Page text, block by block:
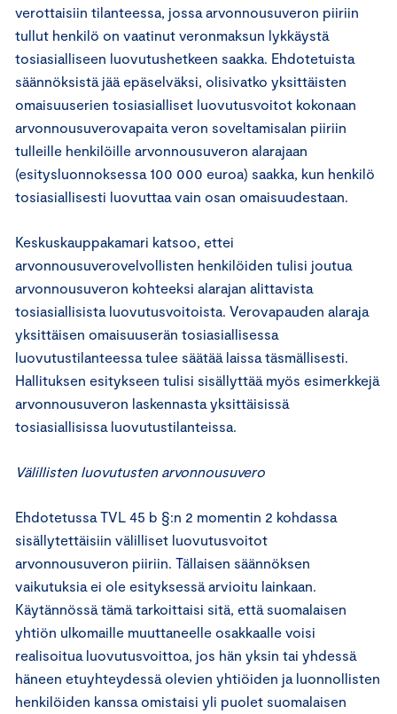
verottaisiin tilanteessa, jossa arvonnousuveron piiriin
tullut henkilö on vaatinut veronmaksun lykkäystä
tosiasialliseen luovutushetkeen saakka. Ehdotetuista
säännöksistä jää epäselväksi, olisivatko yksittäisten
omaisuuserien tosiasialliset luovutusvoitot kokonaan
arvonnousuverovapaita veron soveltamisalan piiriin
tulleille henkilöille arvonnousuveron alarajaan
(esitysluonnoksessa 100 000 euroa) saakka, kun henkilö
tosiasiallisesti luovuttaa vain osan omaisuudestaan.
Keskuskauppakamari katsoo, ettei
arvonnousuverovelvollisten henkilöiden tulisi joutua
arvonnousuveron kohteeksi alarajan alittavista
tosiasiallisista luovutusvoitoista. Verovapauden alaraja
yksittäisen omaisuuserän tosiasiallisessa
luovutustilanteessa tulee säätää laissa täsmällisesti.
Hallituksen esitykseen tulisi sisällyttää myös esimerkkejä
arvonnousuveron laskennasta yksittäisissä
tosiasiallisissa luovutustilanteissa.
Välillisten luovutusten arvonnousuvero
Ehdotetussa TVL 45 b §:n 2 momentin 2 kohdassa
sisällytettäisiin välilliset luovutusvoitot
arvonnousuveron piiriin. Tällaisen säännöksen
vaikutuksia ei ole esityksessä arvioitu lainkaan.
Käytännössä tämä tarkoittaisi sitä, että suomalaisen
yhtiön ulkomaille muuttaneelle osakkaalle voisi
realisoitua luovutusvoittoa, jos hän yksin tai yhdessä
häneen etuyhteydessä olevien yhtiöiden ja luonnollisten
henkilöiden kanssa omistaisi yli puolet suomalaisen